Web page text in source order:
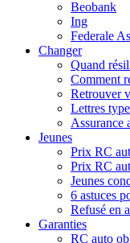
Beobank
Ing
Federale
Changer
Quand
Comment
Retrouver
Lettres
Assurance
Jeunes
Prix RC
Prix RC
Jeunes
6 astuces
Refusé en
Garanties
RC auto